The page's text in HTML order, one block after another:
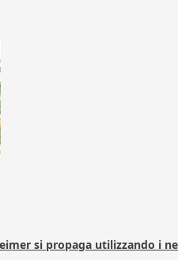
si propaga utilizzando i